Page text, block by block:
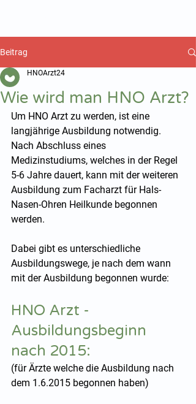
Beitrag
Wie wird man HNO Arzt?
HNOArzt24
Um HNO Arzt zu werden, ist eine
langjährige Ausbildung notwendig.
Nach Abschluss eines
Medizinstudiums, welches in der Regel
5-6 Jahre dauert, kann mit der weiteren
Ausbildung zum Facharzt für Hals-
Nasen-Ohren Heilkunde begonnen
werden.
Dabei gibt es unterschiedliche
Ausbildungswege, je nach dem wann
mit der Ausbildung begonnen wurde:
HNO Arzt -
Ausbildungsbeginn
nach 2015:
(für Ärzte welche die Ausbildung nach
dem 1.6.2015 begonnen haben)